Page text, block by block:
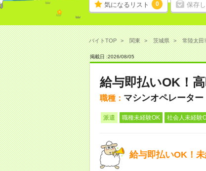
気になるリスト 0 保存
バイトTOP 関東 茨城県 常陸太田
掲載日 :2026/08/05
給与即払いOK！
職種： マシンオペレーター
派遣 職種未経験OK 社会人未経験
給与即払いOK！